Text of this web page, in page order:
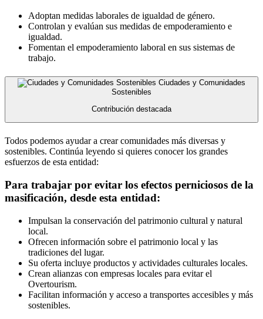
Adoptan medidas laborales de igualdad de género.
Controlan y evalúan sus medidas de empoderamiento e
igualdad.
Fomentan el empoderamiento laboral en sus sistemas de
trabajo.
Ciudades y Comunidades
Sostenibles
Contribución destacada
Todos podemos ayudar a crear comunidades más diversas y
sostenibles. Continúa leyendo si quieres conocer los grandes
esfuerzos de esta entidad:
Para trabajar por evitar los efectos perniciosos de la
masificación, desde esta entidad:
Impulsan la conservación del patrimonio cultural y natural
local.
Ofrecen información sobre el patrimonio local y las
tradiciones del lugar.
Su oferta incluye productos y actividades culturales locales.
Crean alianzas con empresas locales para evitar el
Overtourism.
Facilitan información y acceso a transportes accesibles y más
sostenibles.